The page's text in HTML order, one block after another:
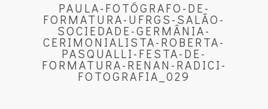
PAULA-FOTÓGRAFO-DE-
FORMATURA-UFRGS-SALÃO-
SOCIEDADE-GERMÂNIA-
CERIMONIALISTA-ROBERTA-
PASQUALLI-FESTA-DE-
FORMATURA-RENAN-RADICI-
FOTOGRAFIA_029